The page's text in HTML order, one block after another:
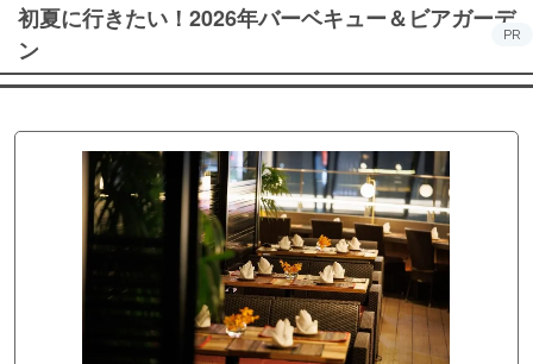
初夏に行きたい！2026年バーベキュー＆ビアガーデ
ン
PR